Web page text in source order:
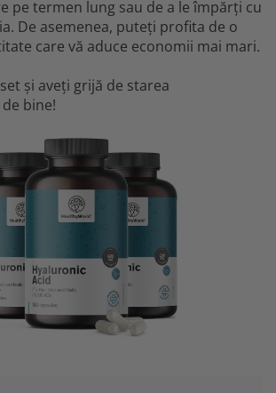
pe termen lung sau de a le împărți cu
De asemenea, puteți profita de o
care vă aduce economii mai mari.
și aveți grijă de starea
bine!